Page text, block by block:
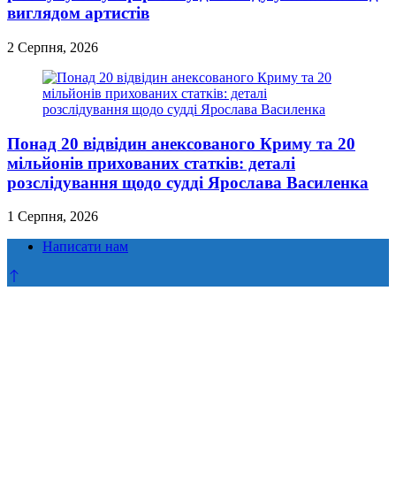
виглядом артистів
2 Серпня, 2026
Понад 20 відвідин анексованого Криму та 20
мільйонів прихованих статків: деталі
розслідування щодо судді Ярослава Василенка
1 Серпня, 2026
Написати нам
Прокрутка
до